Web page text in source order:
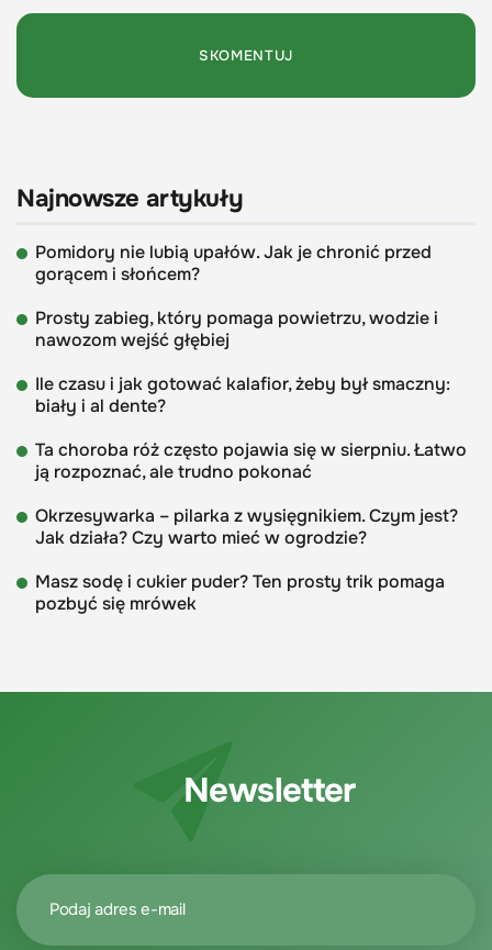
Najnowsze artykuły
Pomidory nie lubią upałów. Jak je chronić przed
gorącem i słońcem?
Prosty zabieg, który pomaga powietrzu, wodzie i
nawozom wejść głębiej
Ile czasu i jak gotować kalafior, żeby był smaczny:
biały i al dente?
Ta choroba róż często pojawia się w sierpniu. Łatwo
ją rozpoznać, ale trudno pokonać
Okrzesywarka – pilarka z wysięgnikiem. Czym jest?
Jak działa? Czy warto mieć w ogrodzie?
Masz sodę i cukier puder? Ten prosty trik pomaga
pozbyć się mrówek
Newsletter